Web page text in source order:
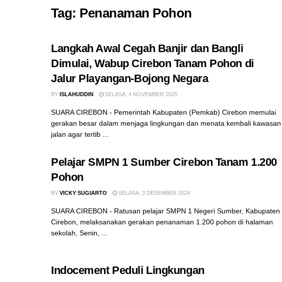
Tag: Penanaman Pohon
Langkah Awal Cegah Banjir dan Bangli
Dimulai, Wabup Cirebon Tanam Pohon di
Jalur Playangan-Bojong Negara
BY ISLAHUDDIN SELASA, 4 NOVEMBER 2025
SUARA CIREBON - ‎Pemerintah Kabupaten (Pemkab) Cirebon memulai
gerakan besar dalam menjaga lingkungan dan menata kembali kawasan
jalan agar tertib ...
Pelajar SMPN 1 Sumber Cirebon Tanam 1.200
Pohon
BY VICKY SUGIARTO SELASA, 3 DESEMBER 2024
SUARA CIREBON - Ratusan pelajar SMPN 1 Negeri Sumber, Kabupaten
Cirebon, melaksanakan gerakan penanaman 1.200 pohon di halaman
sekolah, Senin, ...
Indocement Peduli Lingkungan